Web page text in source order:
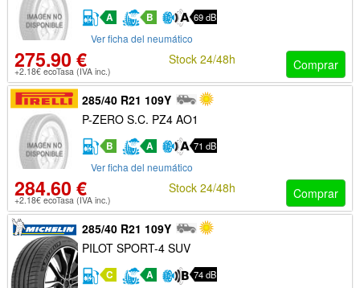
A B 69 dB
Ver ficha del neumático
275.90 €
+2.18€ ecoTasa (IVA inc.) Comprar
Stock 24/48h
285/40 R21 109Y
P-ZERO S.C. PZ4 AO1
B A 71 dB
Ver ficha del neumático
284.60 €
+2.18€ ecoTasa (IVA inc.) Comprar
Stock 24/48h
285/40 R21 109Y
PILOT SPORT-4 SUV
C A 74 dB